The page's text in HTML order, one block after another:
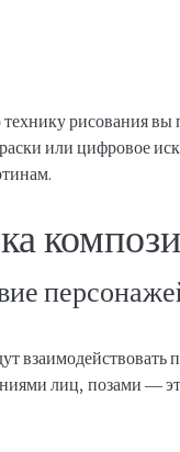
рисования вы
или цифровое
лиц, позами —